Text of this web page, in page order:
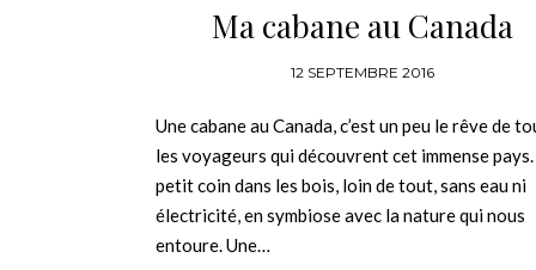
Ma cabane au Canada
12 SEPTEMBRE 2016
Une cabane au Canada, c’est un peu le rêve de
les voyageurs qui découvrent cet immense pays.
petit coin dans les bois, loin de tout, sans eau ni
électricité, en symbiose avec la nature qui nous
entoure. Une…